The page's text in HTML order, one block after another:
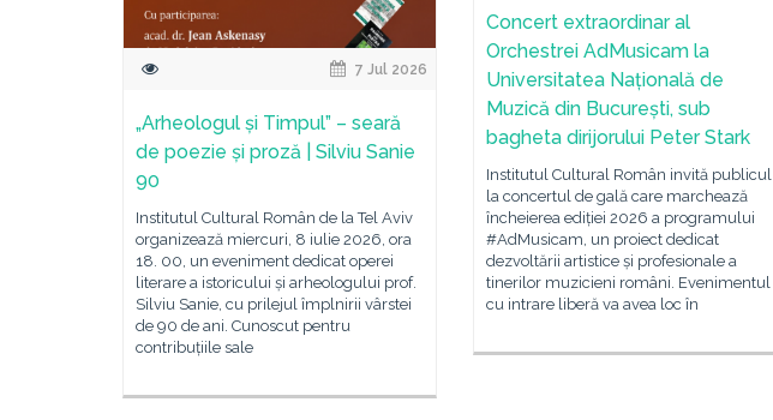
Concert extraordinar al
Orchestrei AdMusicam la
Universitatea Națională de
Muzică din București, sub
bagheta dirijorului Peter Stark
Institutul Cultural Român invită publicul
la concertul de gală care marchează
încheierea ediției 2026 a programului
#AdMusicam, un proiect dedicat
dezvoltării artistice și profesionale a
tinerilor muzicieni români. Evenimentul
cu intrare liberă va avea loc în
7 Jul 2026
„Arheologul și Timpul” – seară
de poezie și proză | Silviu Sanie
90
Institutul Cultural Român de la Tel Aviv
organizează miercuri, 8 iulie 2026, ora
18. 00, un eveniment dedicat operei
literare a istoricului și arheologului prof.
Silviu Sanie, cu prilejul împlnirii vârstei
de 90 de ani. Cunoscut pentru
contribuțiile sale